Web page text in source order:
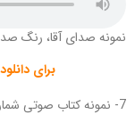
نمونه صدای آقا، رنگ
برای
7- نمونه کتاب صوتی شماره هفتم: کتاب بیمار خاموش، صحرا